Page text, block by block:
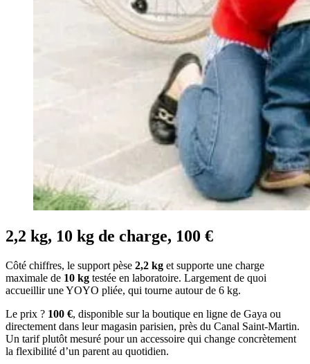
2,2 kg, 10 kg de charge, 100 €
Côté chiffres, le support pèse 2,2 kg et supporte une charge
maximale de 10 kg testée en laboratoire. Largement de quoi
accueillir une YOYO pliée, qui tourne autour de 6 kg.
Le prix ? 100 €, disponible sur la boutique en ligne de Gaya ou
directement dans leur magasin parisien, près du Canal Saint-Martin.
Un tarif plutôt mesuré pour un accessoire qui change concrètement
la flexibilité d’un parent au quotidien.